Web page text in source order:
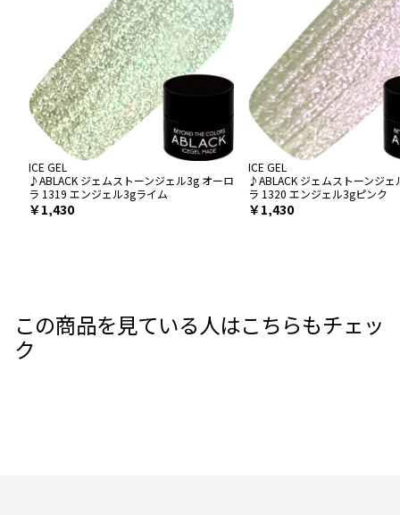
ICE GEL
♪ABLACK ジェムストーンジェル3g オーロ
ラ 1319 エンジェル3gライム
￥1,430
ICE GEL
♪ABLACK ジェムストーンジ
ラ 1320 エンジェル3gピンク
￥1,430
この商品を見ている人はこちらもチェッ
ク